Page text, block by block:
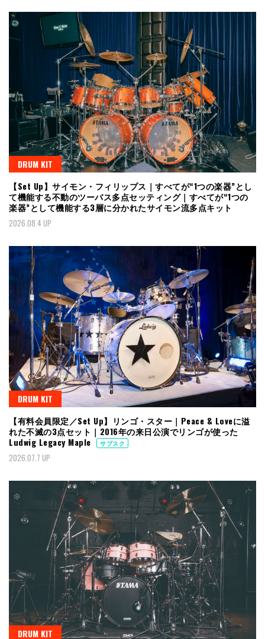
DRUM KIT
【Set Up】サイモン・フィリップス｜すべてが“1つの楽器”とし
て機能する不動のツーバス多点セッティング｜すべてが“1つの
楽器”として機能する3層に分かれたサイモン流多点キット
2026.08.4 UP
DRUM KIT
【有料会員限定／Set Up】リンゴ・スター｜Peace & Loveに溢
れた不滅の3点セット｜2016年の来日公演でリンゴが使った
Ludwig Legacy Maple
サブスク
2026.07.7 UP
DRUM KIT